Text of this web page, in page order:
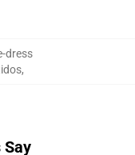
dress
,